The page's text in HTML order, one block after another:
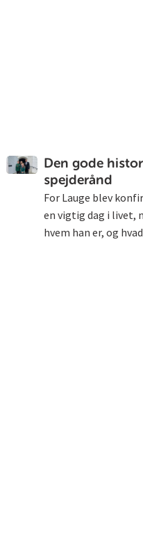
Den gode
spejderånd
For Lauge blev
en vigtig dag i livet,
hvem han er, og